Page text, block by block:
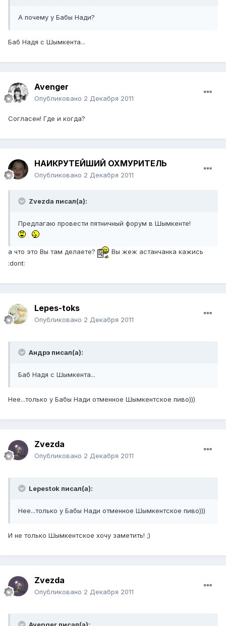
А почему у Бабы Нади?
Баб Надя с Шымкента...
Avenger
Опубликовано 2 Декабря 2011
Согласен! Где и когда?
НАИКРУТЕЙШИЙ ОХМУРИТЕЛЬ
Опубликовано 2 Декабря 2011
Zvezda писал(а):
Предлагаю провести пятничный форум в Шымкенте!
а что это Вы там делаете?
Вы жеж астанчанка кажись
:dont:
Lepes-toks
Опубликовано 2 Декабря 2011
Андрэ писал(а):
Баб Надя с Шымкента...
Нее...только у Бабы Нади отменное Шымкентское пиво)))
Zvezda
Опубликовано 2 Декабря 2011
Lepestok писал(а):
Нее...только у Бабы Нади отменное Шымкентское пиво)))
И не только Шымкентское хочу заметить! ;)
Zvezda
Опубликовано 2 Декабря 2011